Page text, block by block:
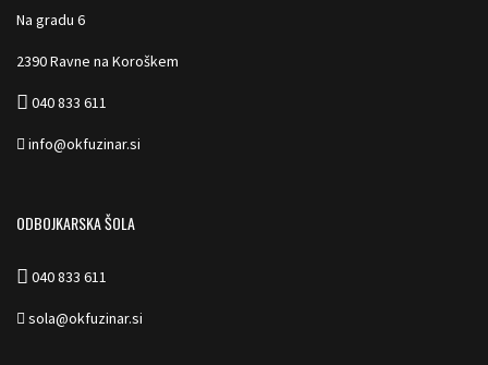
Na gradu 6
2390 Ravne na Koroškem
040 833 611
info@okfuzinar.si
ODBOJKARSKA ŠOLA
040 833 611
sola@okfuzinar.si